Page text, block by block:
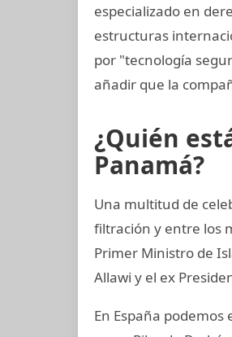
especializado en
estructuras
por "tecnología
añadir que la
¿Quién
Panamá?
Una multitud de
filtración y entre los
Primer Ministro de
Allawi y el ex
En España